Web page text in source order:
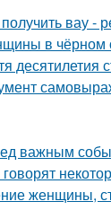
вау -
в
десятилетия
важным
женщины,